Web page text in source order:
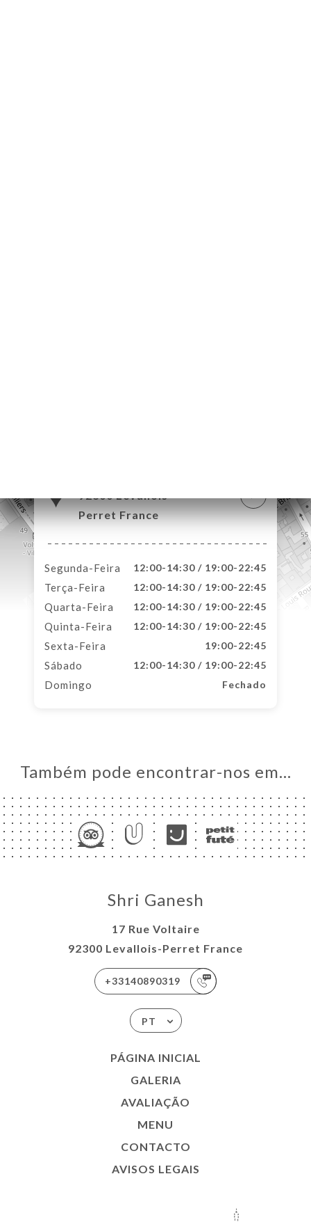
92300 Levallois-
Perret France
Segunda-Feira 12:00-14:30 / 19:00-22:45
Terça-Feira 12:00-14:30 / 19:00-22:45
Quarta-Feira 12:00-14:30 / 19:00-22:45
Quinta-Feira 12:00-14:30 / 19:00-22:45
Sexta-Feira 19:00-22:45
Sábado 12:00-14:30 / 19:00-22:45
Domingo Fechado
Também pode encontrar-nos em…
Shri Ganesh
17 Rue Voltaire
92300 Levallois-Perret France
+33140890319
PT
PÁGINA INICIAL
GALERIA
AVALIAÇÃO
MENU
CONTACTO
AVISOS LEGAIS